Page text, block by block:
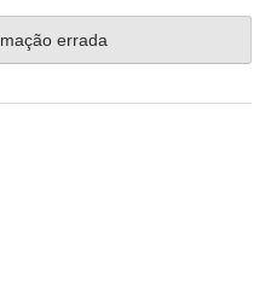
errada